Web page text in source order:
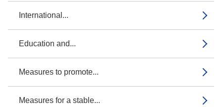
International...
Education and...
Measures to promote...
Measures for a stable...